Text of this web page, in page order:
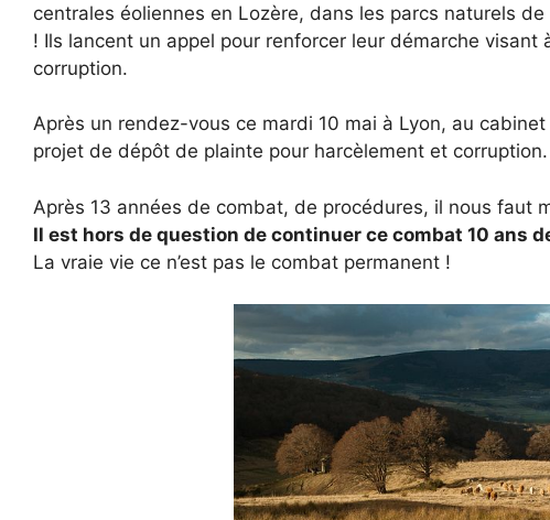
centrales éoliennes en Lozère, dans les parcs naturels
! Ils lancent un appel pour renforcer leur démarche
corruption.
Après un rendez-vous ce mardi 10 mai à Lyon, au
projet de dépôt de plainte pour harcèlement et corruption.
Après 13 années de combat, de procédures, il nous faut
Il est hors de question de continuer ce combat 10 ans
La vraie vie ce n’est pas le combat permanent !